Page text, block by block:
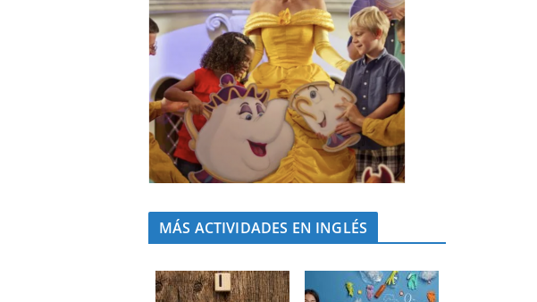
MÁS ACTIVIDADES EN INGLÉS